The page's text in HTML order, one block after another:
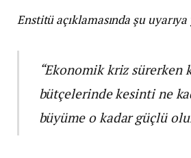
Enstitü açıklamasında şu
“Ekonomik kriz sürerken
bütçelerinde kesinti ne
büyüme o kadar güçlü